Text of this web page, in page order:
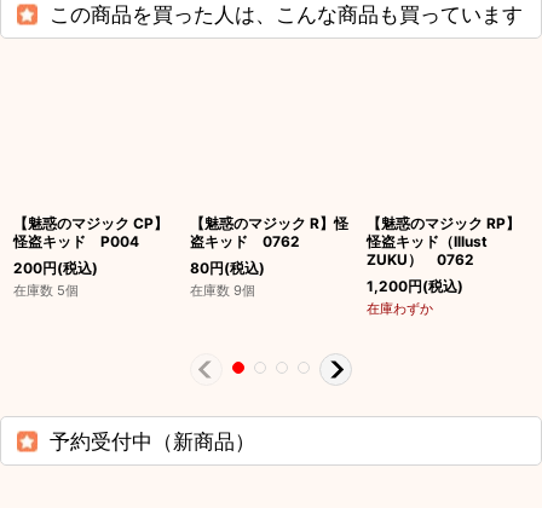
この商品を買った人は、こんな商品も買っています
【魅惑のマジック CP】
怪盗キッド P004
200円(税込)
在庫数 5個
【魅惑のマジック R】怪
盗キッド 0762
80円(税込)
在庫数 9個
【魅惑のマジック RP】
怪盗キッド（Illust
ZUKU） 0762
1,200円(税込)
在庫わずか
予約受付中（新商品）